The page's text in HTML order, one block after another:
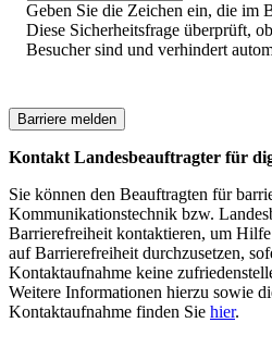
Geben Sie die Zeichen ein, die im
Diese Sicherheitsfrage überprüft,
Besucher sind und verhindert
Kontakt Landesbeauftragter für
Sie können den Beauftragten für
Kommunikationstechnik bzw.
Barrierefreiheit kontaktieren, um
auf Barrierefreiheit durchzusetzen,
Kontaktaufnahme keine
Weitere Informationen hierzu sowie
Kontaktaufnahme finden Sie hier.